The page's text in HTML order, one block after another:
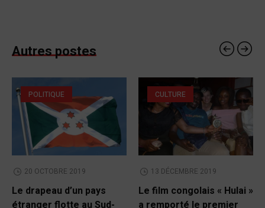
Autres postes
POLITIQUE
20 OCTOBRE 2019
Le drapeau d’un pays
étranger flotte au Sud-
CULTURE
13 DÉCEMBRE 2019
Le film congolais « Hulai »
a remporté le premier